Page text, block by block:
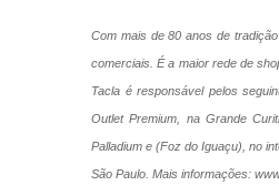
Com mais de 80 anos de
comerciais. É a maior rede de
Tacla é responsável pelos
Outlet Premium, na Grande
Palladium e (Foz do Iguaçu), no
São Paulo. Mais informações: